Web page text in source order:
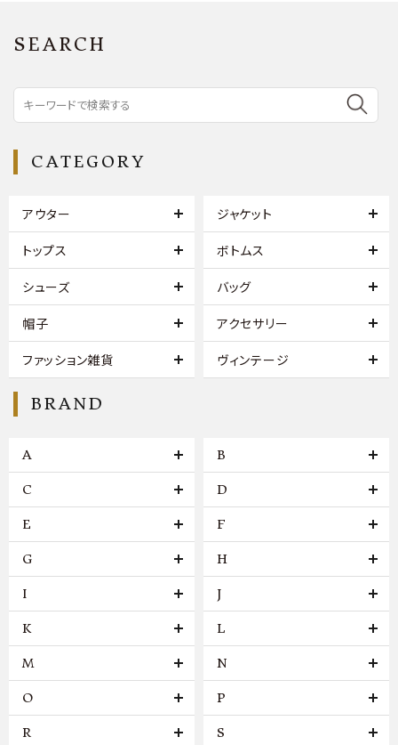
SEARCH
CATEGORY
アウター ジャケット
トップス ボトムス
シューズ バッグ
帽子 アクセサリー
ファッション雑貨 ヴィンテージ
BRAND
A B
C D
E F
G H
I J
K L
M N
O P
R S